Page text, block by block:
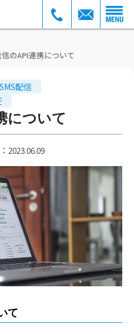
信のAPI連携について
SMS配信
について
2023.06.09
て